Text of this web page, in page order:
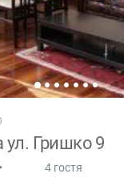
ул. Гришко 9
• 4 гостя